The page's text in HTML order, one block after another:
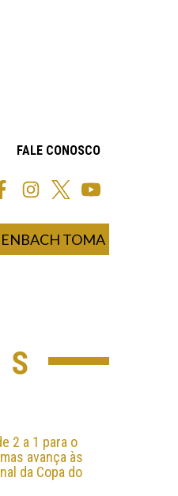
FALE CONOSCO
TOMA POSSE COMO
2 a 1 para o
avança às
da Copa do